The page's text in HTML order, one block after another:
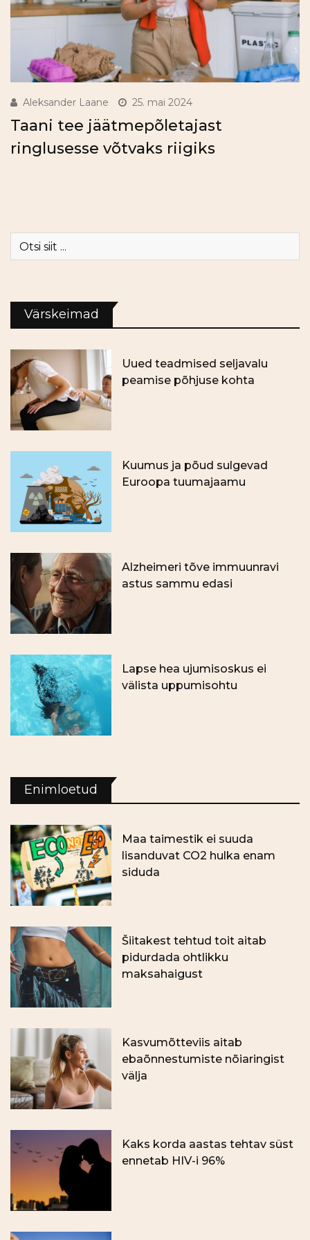
Aleksander Laane 25. mai 2024
Taani tee jäätmepõletajast
ringlusesse võtvaks riigiks
Värskeimad
Uued teadmised seljavalu
peamise põhjuse kohta
Kuumus ja põud sulgevad
Euroopa tuumajaamu
Alzheimeri tõve immuunravi
astus sammu edasi
Lapse hea ujumisoskus ei
välista uppumisohtu
Enimloetud
Maa taimestik ei suuda
lisanduvat CO2 hulka enam
siduda
Šiitakest tehtud toit aitab
pidurdada ohtlikku
maksahaigust
Kasvumõtteviis aitab
ebaõnnestumiste nõiaringist
välja
Kaks korda aastas tehtav süst
ennetab HIV-i 96%